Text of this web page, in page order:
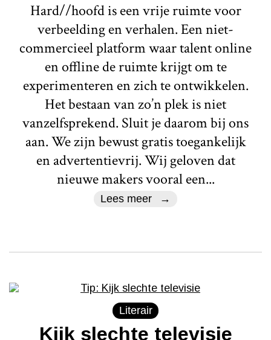
Hard//hoofd is een vrije ruimte voor
verbeelding en verhalen. Een niet-
commercieel platform waar talent online
en offline de ruimte krijgt om te
experimenteren en zich te ontwikkelen.
Het bestaan van zo’n plek is niet
vanzelfsprekend. Sluit je daarom bij ons
aan. We zijn bewust gratis toegankelijk
en advertentievrij. Wij geloven dat
nieuwe makers vooral een...
Lees meer
Literair
Kijk slechte televisie